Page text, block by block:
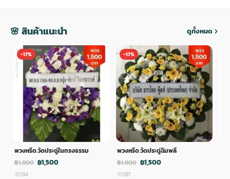
🌸 สินค้าแนะนำ ดูทั้งหมด
-17%
พวงหรีด วัดประดู่ในทรงธรรม
฿1,800 ฿1,500
194
-17%
พวงหรีด วัดประดู่ฉิมพลี
฿1,800 ฿1,500
187